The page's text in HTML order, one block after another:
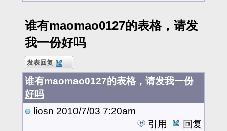
谁有maomao0127的表格，请发
我一份好吗
发表回复
谁有maomao0127的表格，请发我一份
好吗
liosn 2010/7/03 7:20am
引用
回复